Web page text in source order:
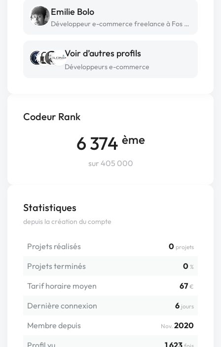
Codeur Rank
6 374 ème
sur 405 000
Statistiques
depuis la création du compte
Projets réalisés 0 projets
Projets terminés 0 %
Tarif horaire moyen 67 €
Dernière connexion 6 jours
Membre depuis Nov. 2020
Profil vu
1 623
Emilie Bolo
Développeur e-commerce freelance à Fos sur mer
Voir d’autres profils
Développeurs e-commerce